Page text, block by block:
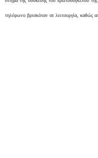
τηλέφωνο βρισκόταν σε λειτουργία, καθώς